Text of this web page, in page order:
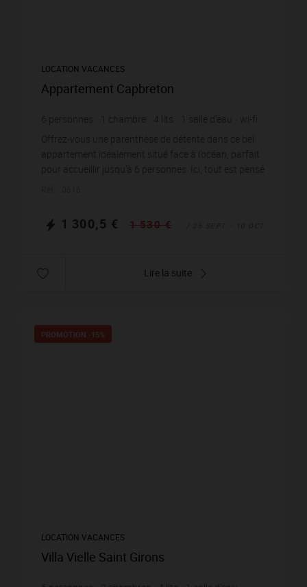
LOCATION VACANCES
Appartement Capbreton
6 personnes chambre 4 lits salle d'eau
wi-fi
Offrez-vous une parenthèse de détente dans ce bel
appartement idéalement situé face à l’océan, parfait
pour accueillir jusqu’à 6 personnes. Ici, tout est pensé
1 300,5 € 1 530 € / 26 SEPT. - 10 OCT.
Lire la suite
PROMOTION -15%
LOCATION VACANCES
Villa Vielle Saint Girons